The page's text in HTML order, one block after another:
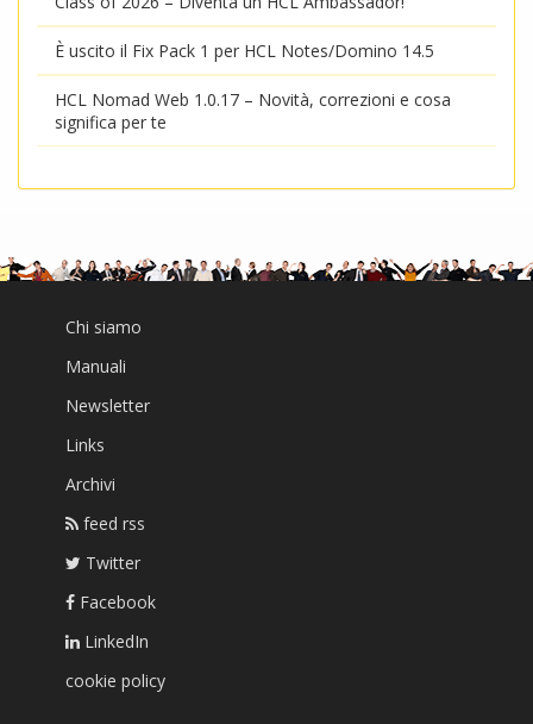
È uscito il Fix Pack 1 per HCL Notes/Domino 14.5
HCL Nomad Web 1.0.17 – Novità, correzioni e cosa
significa per te
Chi siamo
Manuali
Newsletter
Links
Archivi
feed rss
Twitter
Facebook
LinkedIn
cookie policy